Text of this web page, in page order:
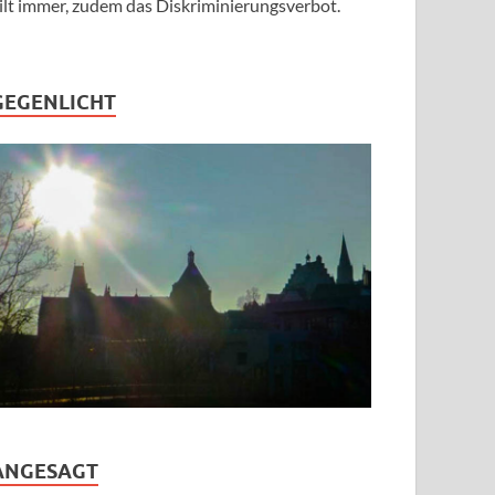
immer, zudem das Diskriminierungsverbot.